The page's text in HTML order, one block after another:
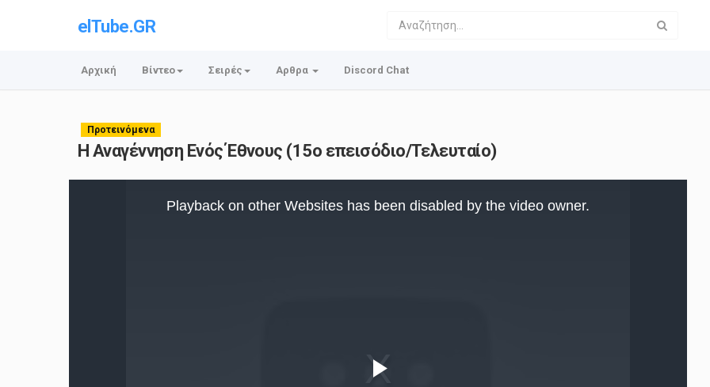
elTube.GR
Αρχική Βίντεο Σειρές Αρθρα Discord Chat
Προτεινόμενα
Η Αναγέννηση Ενός Έθνους (15ο επεισόδιο/Τελευταίο)
Playback on other Websites has been disabled by the video owner.